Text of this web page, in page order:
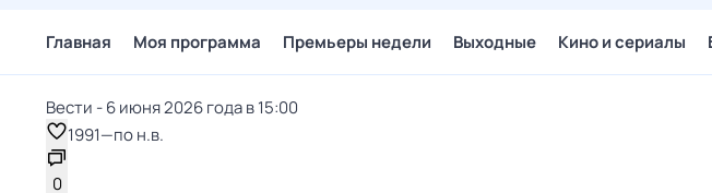
Главная Моя программа Премьеры недели Выходные Кино и сериалы
Вести - 6 июня 2026 года в 15:00
1991—по н.в.
0